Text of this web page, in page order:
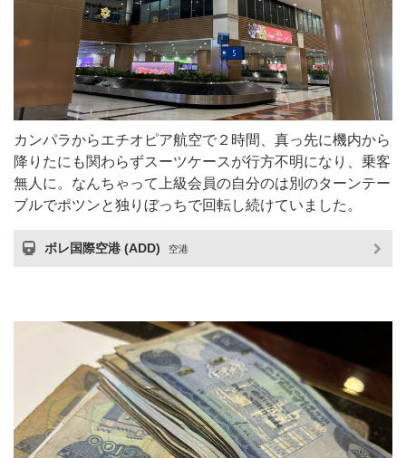
カンパラからエチオピア航空で２時間、真っ先に機内から
降りたにも関わらずスーツケースが行方不明になり、乗客
無人に。なんちゃって上級会員の自分のは別のターンテー
ブルでポツンと独りぼっちで回転し続けていました。
ボレ国際空港 (ADD) 空港